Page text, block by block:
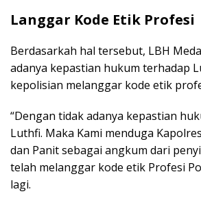
Langgar Kode Etik Profesi
Berdasarkah hal tersebut, LBH
adanya kepastian hukum terhadap
kepolisian melanggar kode etik
“Dengan tidak adanya kepastian
Luthfi. Maka Kami menduga
dan Panit sebagai angkum dari
telah melanggar kode etik Profesi
lagi.